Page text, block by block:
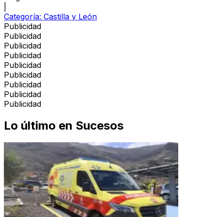
Categoría: Castilla y León
Publicidad
Publicidad
Publicidad
Publicidad
Publicidad
Publicidad
Publicidad
Publicidad
Publicidad
Lo último en Sucesos